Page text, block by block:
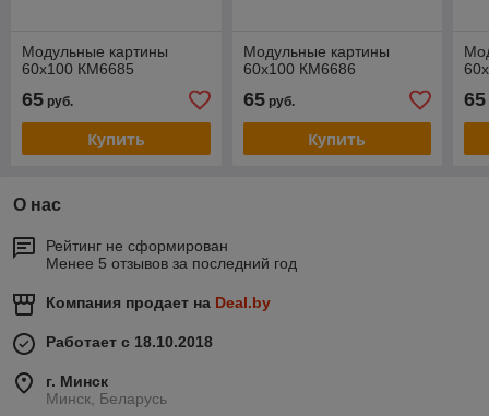
Модульные картины
60x100 КМ6685
65 руб.
Купить
Модульные картины
60x100 КМ6686
65руб.
Купить
65
О нас
Рейтинг не сформирован
Менее 5 отзывов за последний год
Компания продает на Deal.by
Работает с 18.10.2018
г. Минск
Минск, Беларусь